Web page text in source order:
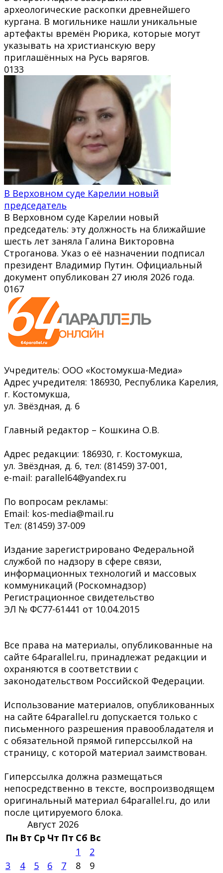
археологические раскопки древнейшего
кургана. В могильнике нашли уникальные
артефакты времён Рюрика, которые могут
указывать на христианскую веру
приглашённых на Русь варягов.
0133
В Верховном суде Карелии новый
председатель
В Верховном суде Карелии новый
председатель: эту должность на ближайшие
шесть лет заняла Галина Викторовна
Строганова. Указ о её назначении подписал
президент Владимир Путин. Официальный
документ опубликован 27 июля 2026 года.
0167
Учредитель: ООО «Костомукша-Медиа»
Адрес учредителя: 186930, Республика Карелия,
г. Костомукша,
ул. Звёздная, д. 6
Главный редактор – Кошкина О.В.
Адрес редакции: 186930, г. Костомукша,
ул. Звёздная, д. 6, тел: (81459) 37-001,
e-mail: parallel64@yandex.ru
По вопросам рекламы:
Email: kos-media@mail.ru
Тел: (81459) 37-009
Издание зарегистрировано Федеральной
службой по надзору в сфере связи,
информационных технологий и массовых
коммуникаций (Роскомнадзор)
Регистрационное свидетельство
ЭЛ № ФС77-61441 от 10.04.2015
Все права на материалы, опубликованные на
сайте 64parallel.ru, принадлежат редакции и
охраняются в соответствии с
законодательством Российской Федерации.
Использование материалов, опубликованных
на сайте 64parallel.ru допускается только с
письменного разрешения правообладателя и
с обязательной прямой гиперссылкой на
страницу, с которой материал заимствован.
Гиперссылка должна размещаться
непосредственно в тексте, воспроизводящем
оригинальный материал 64parallel.ru, до или
после цитируемого блока.
Август 2026
Пн Вт Ср Чт Пт Сб Вс
1
2
3
4 5 6 7 8
9